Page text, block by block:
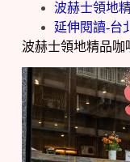
波赫士領地
延伸閱讀-台
波赫士領地精品咖